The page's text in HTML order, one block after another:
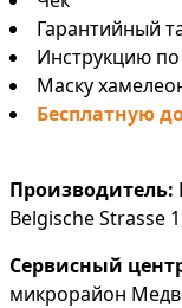
Гарантийный
Инструкцию по
Маску
Бесплатную
Производитель:
Belgische Strasse
Сервисный
микрорайон